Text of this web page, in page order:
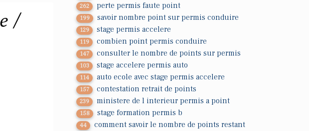
/
262 perte permis faute point
199 savoir nombre point sur permis conduire
129 stage permis accelere
119 combien point permis conduire
147 consulter le nombre de points sur permis
103 stage accelere permis auto
114 auto ecole avec stage permis accelere
157 contestation retrait de points
239 ministere de l interieur permis a point
158 stage formation permis b
44
comment savoir le nombre de points restant